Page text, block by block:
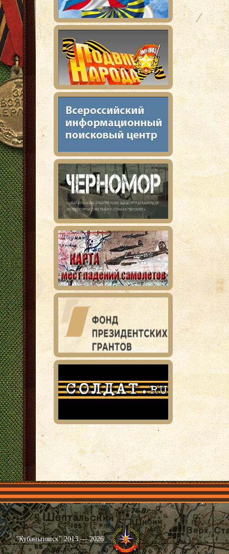
Главная Имена Общественные объединения Проекты
"Кубаньпоиск" 2013 — 2026